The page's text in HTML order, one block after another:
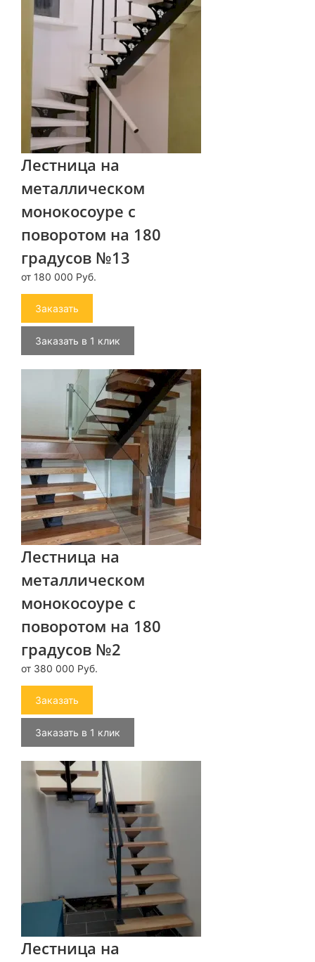
Лестница на
металлическом
монокосоуре с
поворотом на 180
градусов №13
от 180 000 Руб.
Заказать
Заказать в 1 клик
Лестница на
металлическом
монокосоуре с
поворотом на 180
градусов №2
от 380 000 Руб.
Заказать
Заказать в 1 клик
Лестница на